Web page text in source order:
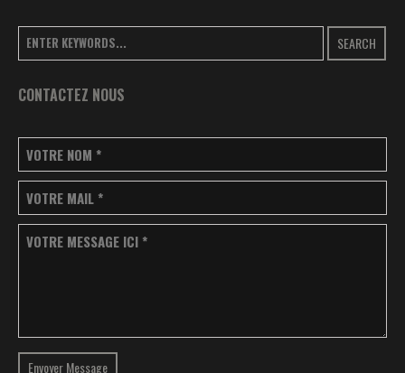
SEARCH
CONTACTEZ NOUS
VOTRE NOM *
VOTRE MAIL *
VOTRE MESSAGE ICI *
Envoyer Message